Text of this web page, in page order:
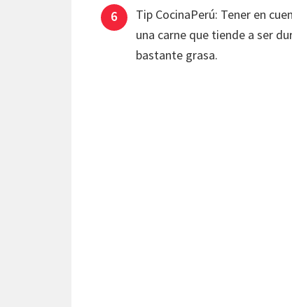
Tip CocinaPerú: Tener en
una carne que tiende a ser
bastante grasa.